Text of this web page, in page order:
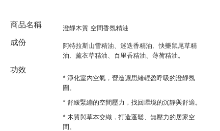
商品名稱 澄靜木質 空間香氛精油
成份
阿特拉斯山雪精油、迷迭香精油、快樂鼠尾草精
油、薰衣草精油、百里香精油、薄荷精油。
功效
* 淨化室內空氣，營造讓思緒輕盈呼吸的澄靜氛
圍。
* 舒緩緊繃的空間壓力，找回環境的沉靜與舒適。
* 木質與草本交織，打造蓬鬆、無壓力的居家空
間。